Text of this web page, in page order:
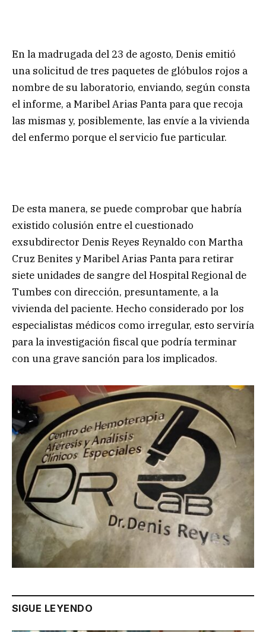
En la madrugada del 23 de agosto, Denis emitió
una solicitud de tres paquetes de glóbulos rojos a
nombre de su laboratorio, enviando, según consta
el informe, a Maribel Arias Panta para que recoja
las mismas y, posiblemente, las envíe a la vivienda
del enfermo porque el servicio fue particular.
De esta manera, se puede comprobar que habría
existido colusión entre el cuestionado
exsubdirector Denis Reyes Reynaldo con Martha
Cruz Benites y Maribel Arias Panta para retirar
siete unidades de sangre del Hospital Regional de
Tumbes con dirección, presuntamente, a la
vivienda del paciente. Hecho considerado por los
especialistas médicos como irregular, esto serviría
para la investigación fiscal que podría terminar
con una grave sanción para los implicados.
SIGUE LEYENDO